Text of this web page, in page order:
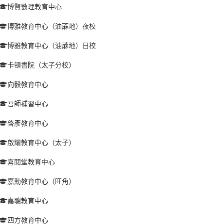
博賢數理教育中心
博雅教育中心（油蔴地）夜校
博雅教育中心（油蔴地）日校
卡頓書院（太子分校）
向毅教育中心
吾師補習中心
啓彥教育中心
啟耀教育中心（太子）
喜閱堂教育中心
嘉勳教育中心（旺角）
嘉聰教育中心
四方教育中心